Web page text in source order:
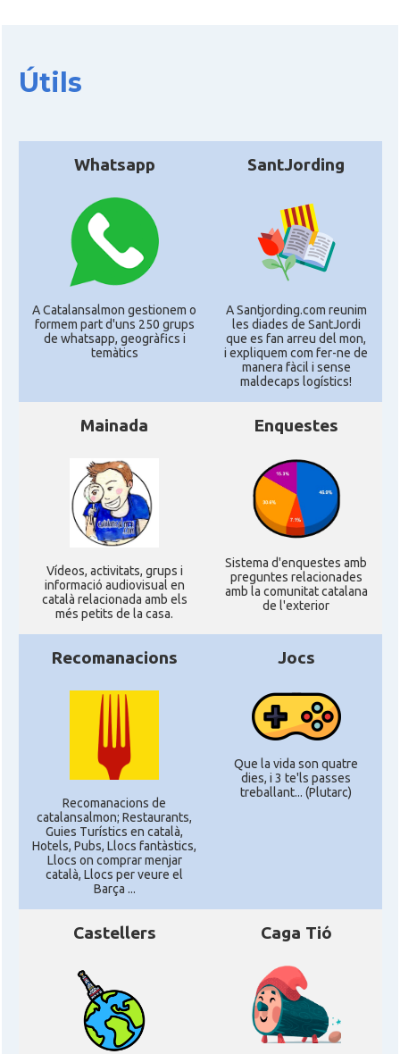
Útils
Whatsapp
A Catalansalmon gestionem o
formem part d'uns 250 grups
de whatsapp, geogràfics i
temàtics
SantJording
A Santjording.com reunim
les diades de SantJordi
que es fan arreu del mon,
i expliquem com fer-ne de
manera fàcil i sense
maldecaps logí­stics!
Mainada
Ví­deos, activitats, grups i
informació audiovisual en
català relacionada amb els
més petits de la casa.
Enquestes
Sistema d'enquestes amb
preguntes relacionades
amb la comunitat catalana
de l'exterior
Recomanacions
Recomanacions de
catalansalmon; Restaurants,
Guies Turístics en català,
Hotels, Pubs, Llocs fantàstics,
Llocs on comprar menjar
català, Llocs per veure el
Barça ...
Jocs
Que la vida son quatre
dies, i 3 te'ls passes
treballant... (Plutarc)
Castellers Caga Tió